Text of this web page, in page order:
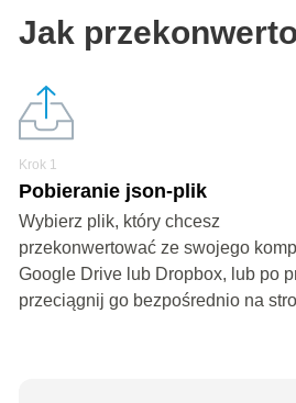
Jak
Krok 1
Pobieranie json-plik
Wybierz plik, który chcesz
przekonwertować ze swojego
Google Drive lub Dropbox, lub po
przeciągnij go bezpośrednio na